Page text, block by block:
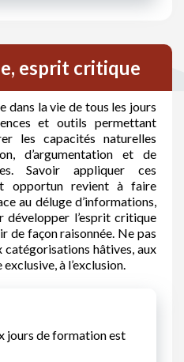
esprit critique
dans la vie de tous les jours
et outils permettant
les capacités naturelles
d’argumentation et de
Savoir appliquer ces
opportun revient à faire
au déluge d’informations,
développer l’esprit critique
de façon raisonnée. Ne pas
catégorisations hâtives, aux
à l’exclusion.
jours de formation est